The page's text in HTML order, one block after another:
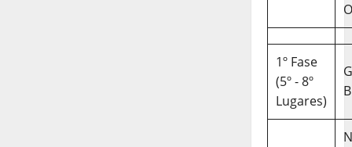
1º Fase
(5º - 8º
Lugares)
B